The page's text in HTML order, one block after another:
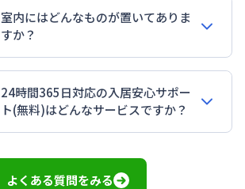
室内にはどんなものが置いてありま
すか？
24時間365日対応の入居安心サポー
ト(無料)はどんなサービスですか？
よくある質問をみる